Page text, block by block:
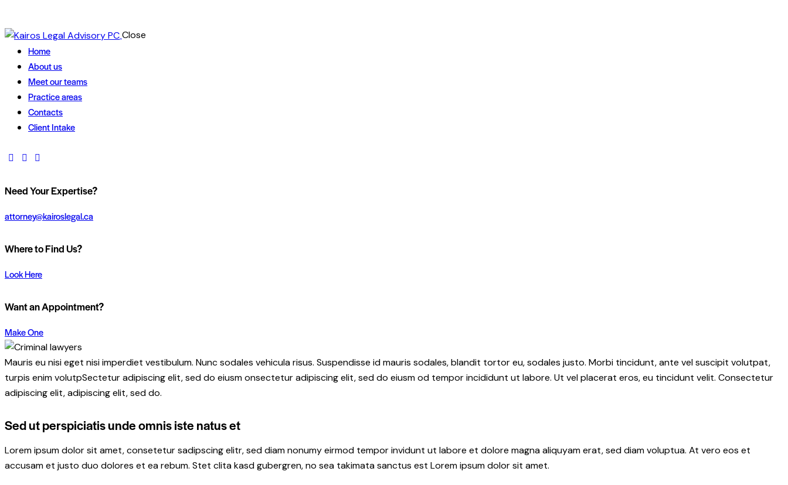
Close
Home
About us
Meet our teams
Practice areas
Contacts
Client Intake
Need Your Expertise?
attorney@kairoslegal.ca
Where to Find Us?
Look Here
Want an Appointment?
Make One
Mauris eu nisi eget nisi imperdiet vestibulum. Nunc sodales vehicula risus. Suspendisse id mauris sodales, blandit tortor eu, sodales justo. Morbi tincidunt, ante vel suscipit volutpat,
turpis enim volutpSectetur adipiscing elit, sed do eiusm onsectetur adipiscing elit, sed do eiusm od tempor incididunt ut labore. Ut vel placerat eros, eu tincidunt velit. Consectetur
adipiscing elit, adipiscing elit, sed do.
Sed ut perspiciatis unde omnis iste natus et
Lorem ipsum dolor sit amet, consetetur sadipscing elitr, sed diam nonumy eirmod tempor invidunt ut labore et dolore magna aliquyam erat, sed diam voluptua. At vero eos et
accusam et justo duo dolores et ea rebum. Stet clita kasd gubergren, no sea takimata sanctus est Lorem ipsum dolor sit amet.